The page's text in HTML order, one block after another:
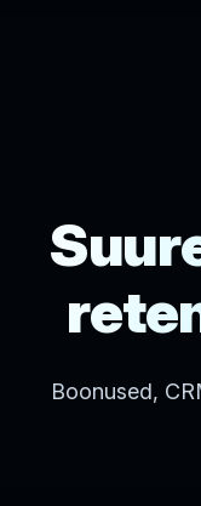
Boonused,